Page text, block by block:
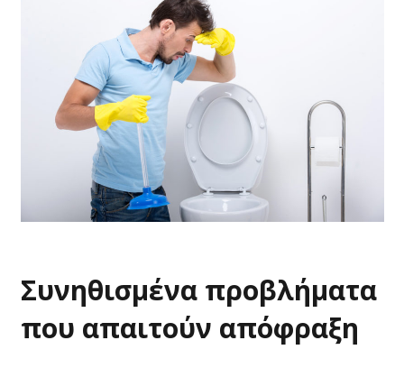
Συνηθισμένα προβλήματα
που απαιτούν απόφραξη